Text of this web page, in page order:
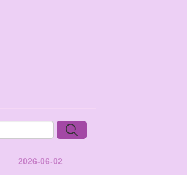
2026-06-02